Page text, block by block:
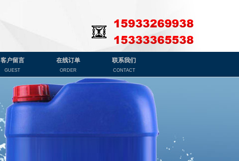
客户留言
GUEST
在线订单
ORDER
联系我们
CONTACT